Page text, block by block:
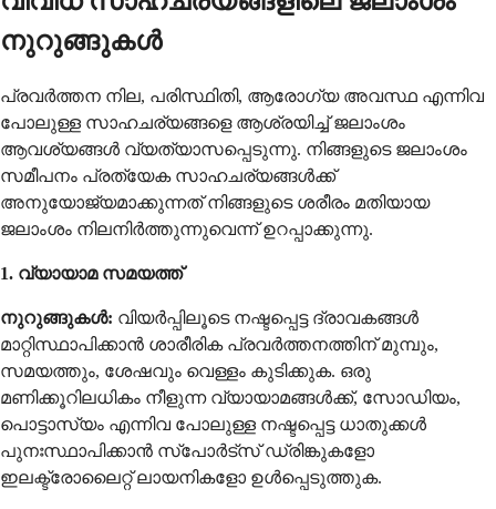
നുറുങ്ങുകൾ
പ്രവർത്തന നില, പരിസ്ഥിതി, ആരോഗ്യ അവസ്ഥ എന്നിവ
പോലുള്ള സാഹചര്യങ്ങളെ ആശ്രയിച്ച് ജലാംശം
ആവശ്യങ്ങൾ വ്യത്യാസപ്പെടുന്നു. നിങ്ങളുടെ ജലാംശം
സമീപനം പ്രത്യേക സാഹചര്യങ്ങൾക്ക്
അനുയോജ്യമാക്കുന്നത് നിങ്ങളുടെ ശരീരം മതിയായ
ജലാംശം നിലനിർത്തുന്നുവെന്ന് ഉറപ്പാക്കുന്നു.
1. വ്യായാമ സമയത്ത്
നുറുങ്ങുകൾ: വിയർപ്പിലൂടെ നഷ്ടപ്പെട്ട ദ്രാവകങ്ങൾ
മാറ്റിസ്ഥാപിക്കാൻ ശാരീരിക പ്രവർത്തനത്തിന് മുമ്പും,
സമയത്തും, ശേഷവും വെള്ളം കുടിക്കുക. ഒരു
മണിക്കൂറിലധികം നീളുന്ന വ്യായാമങ്ങൾക്ക്, സോഡിയം,
പൊട്ടാസ്യം എന്നിവ പോലുള്ള നഷ്ടപ്പെട്ട ധാതുക്കൾ
പുനഃസ്ഥാപിക്കാൻ സ്പോർട്സ് ഡ്രിങ്കുകളോ
ഇലക്ട്രോലൈറ്റ് ലായനികളോ ഉൾപ്പെടുത്തുക.